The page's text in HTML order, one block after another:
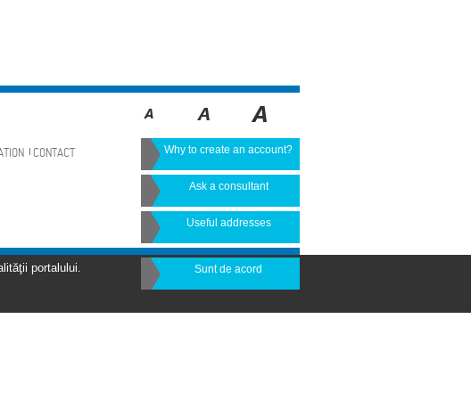
CONTACT Why to create an account?
Ask a consultant
Useful addresses
portalului.
Sunt de acord